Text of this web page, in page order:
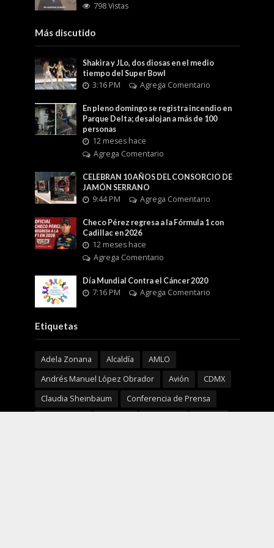
798 Vistas
Más discutido
Shakira y JLo, dos diosas en el medio
tiempo del Super Bowl
3:16 PM Agrega Comentario
En pleno domingo se registra incendio en
Parque Delta; desalojan a más de 100
personas
12 meses hace
Agrega Comentario
CELEBRAN 10 AÑOS DEL CONSORCIO DE
JAMÓN SERRANO
9:44 PM Agrega Comentario
Checo Pérez regresa a la Fórmula 1 con
Cadillac en 2026
12 meses hace
Agrega Comentario
Día Mundial Contra el Cáncer 2020
7:16 PM Agrega Comentario
Etiquetas
Adela Zonana Alcaldía
AMLO
Andrés Manuel López Obrador
Avión
CDMX
Claudia Sheinbaum
Conferencia de Prensa